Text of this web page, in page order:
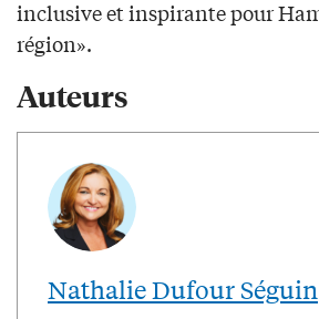
inclusive et inspirante pour
région».
Auteurs
Nathalie Dufour Séguin